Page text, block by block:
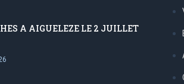
A AIGUELEZE LE 2 JUILLET